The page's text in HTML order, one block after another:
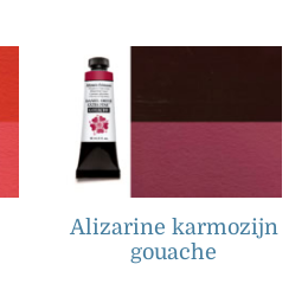
Alizarine karmozijn
gouache